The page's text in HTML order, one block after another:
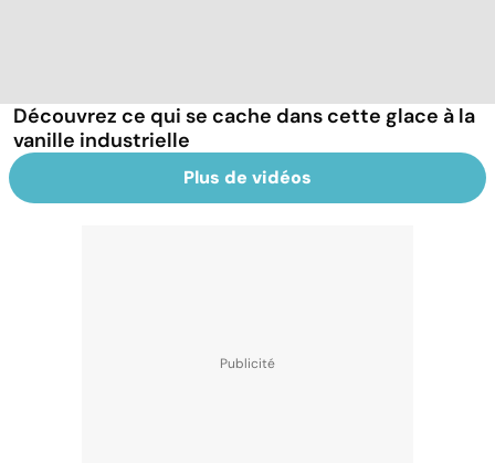
Découvrez ce qui se cache dans cette glace à la
vanille industrielle
Plus de vidéos